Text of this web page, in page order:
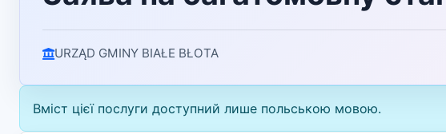
URZĄD GMINY BIAŁE BŁOTA
Вміст цієї послуги доступний лише польською мовою.